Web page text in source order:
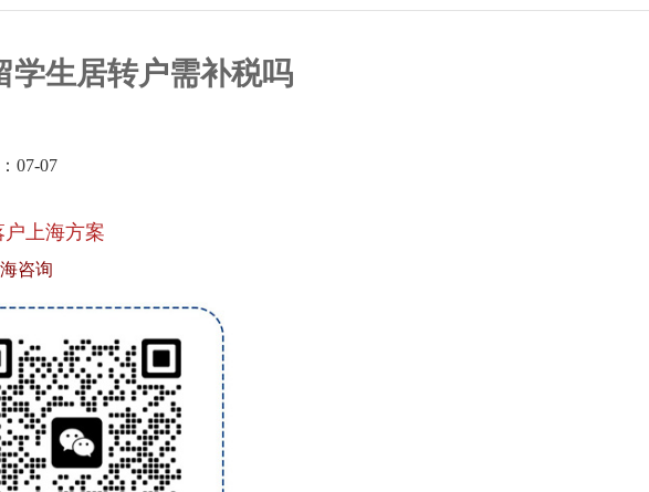
学生居转户需补税吗
07-07
上海方案
咨询